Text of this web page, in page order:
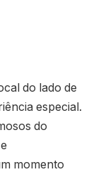
do lado de
especial.
do
momento